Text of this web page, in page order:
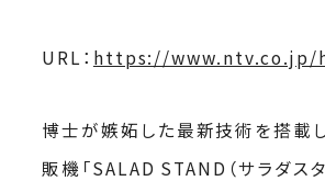
URL： https://www.ntv.co.jp/
博士が嫉妬した最新技術を搭載
販機「SALAD STAND（サラダスタ